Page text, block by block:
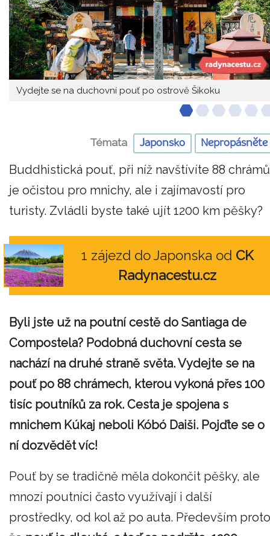
Vydejte se na duchovní pouť po ostrově Šikoku
Témata Japonsko Nepropásněte
Buddhistická pouť, při níž navštívíte 88
je očistou pro mnichy, ale i zajímavostí pro
turisty. Zvládli byste také ujít 1200 km pěšky?
1 zájezd do Japonska od CK
Radynacestu.cz
Byli jste už na poutní cestě do Santiaga de
Compostela? Podobná duchovní cesta se
nachází na druhé straně světa. Vydejte se na
pouť po 88 chrámech, kterou vykoná přes 100
tisíc poutníků za rok. Cesta je spojena s
mnichem Kúkaj neboli Kóbó Daiši. Pojďte se o
ní dozvědět víc!
Pouť by se tradičně měla dokončit pěšky, ale
mnozí poutníci často využívají i další
prostředky, od kol až po auta. Především